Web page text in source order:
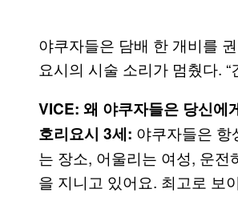
야쿠자들은 담배 한 개비를
요시의 시술 소리가 멈췄다.
VICE: 왜 야쿠자들은 당신에
호리요시 3세: 야쿠자들은 항
는 장소, 어울리는 여성, 운
을 지니고 있어요. 최고로 보